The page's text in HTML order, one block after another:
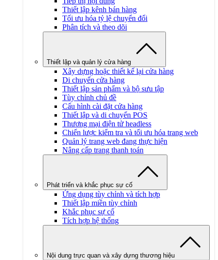
Thiết lập kênh bán hàng
Tối ưu hóa tỷ lệ chuyển đổi
Phân tích và theo dõi
Thiết lập và quản lý cửa hàng
Xây dựng hoặc thiết kế lại cửa hàng
Di chuyển cửa hàng
Thiết lập sản phẩm và bộ sưu tập
Tùy chỉnh chủ đề
Cấu hình cài đặt cửa hàng
Thiết lập và di chuyển POS
Thương mại điện tử headless
Chiến lược kiểm tra và tối ưu hóa trang web
Quản lý trang web đang thực hiện
Nâng cấp trang thanh toán
Phát triển và khắc phục sự cố
Ứng dụng tùy chỉnh và tích hợp
Thiết lập miền tùy chỉnh
Khắc phục sự cố
Tích hợp hệ thống
Nội dung trực quan và xây dựng thương hiệu